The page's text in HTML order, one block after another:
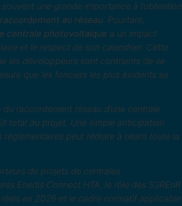
une grande importance à l’obtention
raccordement au réseau. Pourtant,
centrale photovoltaïque a un impact
et le respect de son calendrier. Cette
les développeurs sont contraints de se
que les fonciers les plus évidents se
raccordement réseau d’une centrale
total du projet. Une simple anticipation
peut réduire à néant toute la
de projets de centrales
Enedis Connect HTA, le rôle des S3REnR
en 2026 et le cadre normatif applicable